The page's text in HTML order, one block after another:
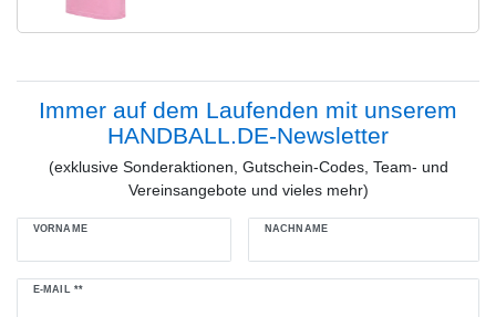
Immer auf dem Laufenden mit unserem
HANDBALL.DE-Newsletter
(exklusive Sonderaktionen, Gutschein-Codes, Team- und
Vereinsangebote und vieles mehr)
VORNAME NACHNAME
E-MAIL **
Newsletter